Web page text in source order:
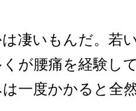
凄いもんだ。若
が腰痛を経験し
一度かかると全